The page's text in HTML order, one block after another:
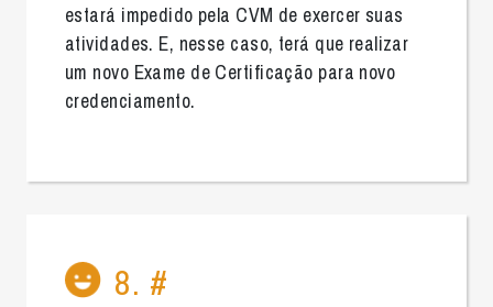
estará impedido pela CVM de exercer suas
atividades. E, nesse caso, terá que realizar
um novo Exame de Certificação para novo
credenciamento.
8. #